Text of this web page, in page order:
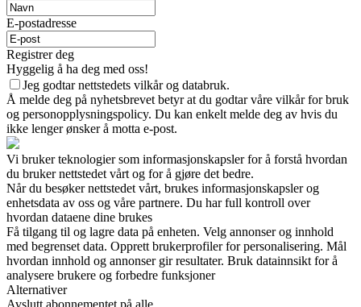
E-postadresse
Registrer deg
Hyggelig å ha deg med oss!
Jeg godtar nettstedets vilkår og databruk.
Å melde deg på nyhetsbrevet betyr at du godtar våre vilkår for bruk
og personopplysningspolicy. Du kan enkelt melde deg av hvis du
ikke lenger ønsker å motta e-post.
Vi bruker teknologier som informasjonskapsler for å forstå hvordan
du bruker nettstedet vårt og for å gjøre det bedre.
Når du besøker nettstedet vårt, brukes informasjonskapsler og
enhetsdata av oss og våre partnere. Du har full kontroll over
hvordan dataene dine brukes
Få tilgang til og lagre data på enheten. Velg annonser og innhold
med begrenset data. Opprett brukerprofiler for personalisering. Mål
hvordan innhold og annonser gir resultater. Bruk datainnsikt for å
analysere brukere og forbedre funksjoner
Alternativer